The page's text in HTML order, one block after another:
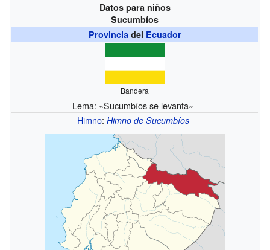
Datos para niños
Sucumbíos
Provincia del Ecuador
Bandera
Lema: «Sucumbíos se levanta»
Himno: Himno de Sucumbíos